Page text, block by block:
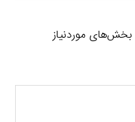
بخش‌های موردنیاز